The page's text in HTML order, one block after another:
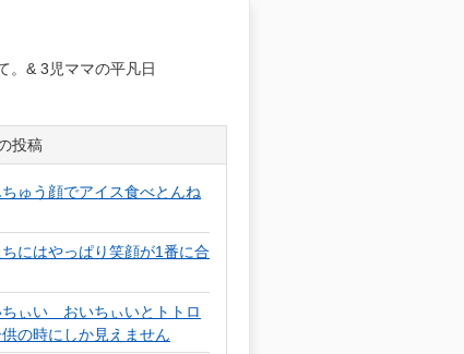
。& 3児ママの平凡日
投稿
ゅう顔でアイス食べとんね
にはやっぱり笑顔が1番に合
ちぃい おいちぃいとトトロ
の時にしか見えません